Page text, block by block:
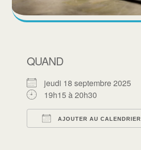
QUAND
jeudi 18 septembre 2025
19h15 à 20h30
AJOUTER AU CALENDRIER